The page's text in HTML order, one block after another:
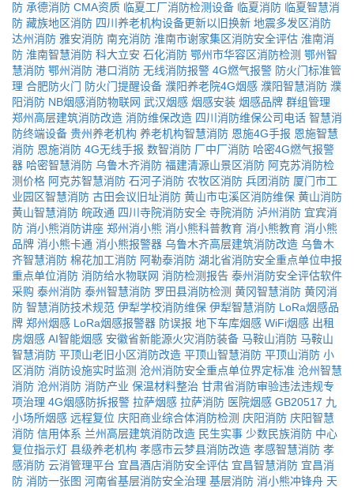
防 承德消防 CMA资质 临夏工厂消防检测设备 临夏消防 临夏智慧消
防 藏族地区消防 四川养老机构设备更新以旧换新 地震多发区消防
达州消防 雅安消防 南充消防 淮南市谢家集区消防安全评估 淮南消
防 淮南智慧消防 科大立安 石化消防 鄂州市华容区消防检测 鄂州智
慧消防 鄂州消防 港口消防 无线消防报警 4G燃气报警 防火门标准管
理 合肥防火门 防火门提醒设备 濮阳养老院4G烟感 濮阳智慧消防 濮
阳消防 NB烟感消防物联网 武汉烟感 烟感安装 烟感品牌 群组管理
郑州高层建筑消防改造 消防维保改造 四川消防维保公司电话 智慧消
防终端设备 贵州养老机构 养老机构智慧消防 恩施4G手报 恩施智慧
消防 恩施消防 4G无线手报 数智消防 厂中厂消防 哈密4G燃气报警
器 哈密智慧消防 乌鲁木齐消防 福建清源山景区消防 阿克苏消防检
测价格 阿克苏智慧消防 石河子消防 农牧区消防 兵团消防 厦门市工
业园区智慧消防 古田会议旧址消防 黄山市屯溪区消防维保 黄山消防
黄山智慧消防 皖政通 四川寺院消防安全 寺院消防 泸州消防 宜宾消
防 消小熊消防讲座 郑州消小熊 消小熊科普教育 消小熊教育 消小熊
品牌 消小熊卡通 消小熊报警器 乌鲁木齐高层建筑消防改造 乌鲁木
齐智慧消防 棉花加工消防 阿勒泰消防 湖北省消防安全重点单位申报
重点单位消防 消防给水物联网 消防检测报告 泰州消防安全评估软件
采购 泰州消防 泰州智慧消防 罗田县消防检测 黄冈智慧消防 黄冈消
防 智慧消防技术规范 伊犁学校消防维保 伊犁智慧消防 LoRa烟感品
牌 郑州烟感 LoRa烟感报警器 防误报 地下车库烟感 WiFi烟感 出租
房烟感 AI智能烟感 安徽省新能源火灾消防装备 马鞍山消防 马鞍山
智慧消防 平顶山老旧小区消防改造 平顶山智慧消防 平顶山消防 小
区消防 消防设施实时监测 沧州消防安全重点单位界定标准 沧州智慧
消防 沧州消防 消防产业 保温材料整治 甘肃省消防审验违法违规专
项治理 4G烟感防拆报警 拉萨烟感 拉萨消防 医院烟感 GB20517 九
小场所烟感 远程复位 庆阳商业综合体消防检测 庆阳消防 庆阳智慧
消防 信用体系 兰州高层建筑消防改造 民生实事 少数民族消防 中心
复位指示灯 县级养老机构 孝感市云梦县消防改造 孝感智慧消防 孝
感消防 云消管理平台 宜昌酒店消防安全评估 宜昌智慧消防 宜昌消
防 消防一张图 河南省基层消防安全治理 基层消防 消小熊冲锋舟 天